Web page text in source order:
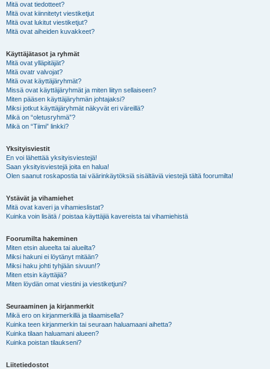
Mitä ovat tiedotteet?
Mitä ovat kiinnitetyt viestiketjut
Mitä ovat lukitut viestiketjut?
Mitä ovat aiheiden kuvakkeet?
Käyttäjätasot ja ryhmät
Mitä ovat ylläpitäjät?
Mitä ovatr valvojat?
Mitä ovat käyttäjäryhmät?
Missä ovat käyttäjäryhmät ja miten liityn sellaiseen?
Miten pääsen käyttäjäryhmän johtajaksi?
Miksi jotkut käyttäjäryhmät näkyvät eri väreillä?
Mikä on “oletusryhmä”?
Mikä on “Tiimi” linkki?
Yksityisviestit
En voi lähettää yksityisviestejä!
Saan yksityisviestejä joita en halua!
Olen saanut roskapostia tai väärinkäytöksiä sisältäviä viestejä tältä foorumilta!
Ystävät ja vihamiehet
Mitä ovat kaveri ja vihamieslistat?
Kuinka voin lisätä / poistaa käyttäjiä kavereista tai vihamiehistä
Foorumilta hakeminen
Miten etsin alueelta tai alueilta?
Miksi hakuni ei löytänyt mitään?
Miksi haku johti tyhjään sivuun!?
Miten etsin käyttäjiä?
Miten löydän omat viestini ja viestiketjuni?
Seuraaminen ja kirjanmerkit
Mikä ero on kirjanmerkillä ja tilaamisella?
Kuinka teen kirjanmerkin tai seuraan haluamaani aihetta?
Kuinka tilaan haluamani alueen?
Kuinka poistan tilaukseni?
Liitetiedostot